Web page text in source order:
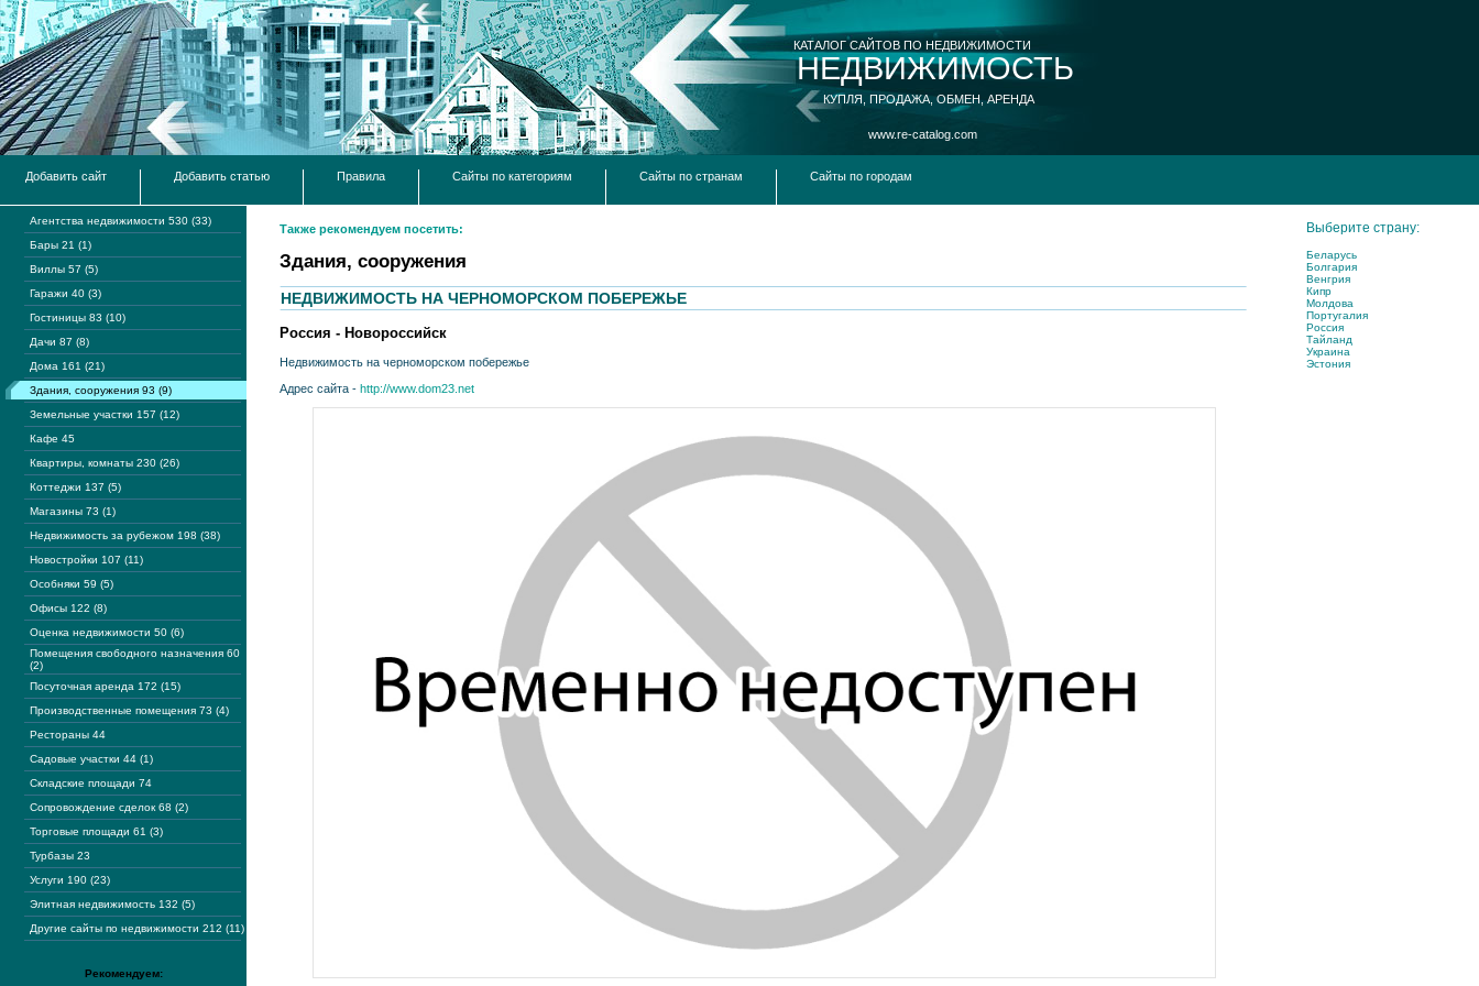
КАТАЛОГ САЙТОВ ПО НЕДВИЖИМОСТИ
НЕДВИЖИМОСТЬ
КУПЛЯ, ПРОДАЖА, ОБМЕН, АРЕНДА
www.re-catalog.com
Добавить сайт Добавить статью Правила Сайты по категориям Сайты по странам Сайты по городам
Агентства недвижимости 530 (33)
Бары 21 (1)
Виллы 57 (5)
Гаражи 40 (3)
Гостиницы 83 (10)
Дачи 87 (8)
Дома 161 (21)
Здания, сооружения 93 (9)
Земельные участки 157 (12)
Кафе 45
Квартиры, комнаты 230 (26)
Коттеджи 137 (5)
Магазины 73 (1)
Недвижимость за рубежом 198 (38)
Новостройки 107 (11)
Особняки 59 (5)
Офисы 122 (8)
Оценка недвижимости 50 (6)
Помещения свободного назначения 60
(2)
Посуточная аренда 172 (15)
Производственные помещения 73 (4)
Рестораны 44
Садовые участки 44 (1)
Складские площади 74
Сопровождение сделок 68 (2)
Торговые площади 61 (3)
Турбазы 23
Услуги 190 (23)
Элитная недвижимость 132 (5)
Другие сайты по недвижимости 212 (11)
Рекомендуем:
Также рекомендуем посетить:
Здания, сооружения
НЕДВИЖИМОСТЬ НА ЧЕРНОМОРСКОМ ПОБЕРЕЖЬЕ
Россия - Новороссийск
Недвижимость на черноморском побережье
Адрес сайта - http://www.dom23.net
Выберите страну:
Беларусь
Болгария
Венгрия
Кипр
Молдова
Португалия
Россия
Тайланд
Украина
Эстония